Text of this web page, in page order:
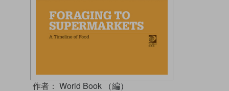
作者： World Book （編）